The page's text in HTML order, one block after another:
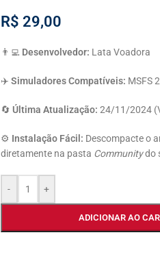
R$ 29,00
👨‍💻 Desenvolvedor: Lata Voadora
✈️ Simuladores Compatíveis: MSFS
🔄 Última Atualização: 24/11/2024
⚙️ Instalação Fácil: Descompacte o
diretamente na pasta Communitydo
- +
ADICIONAR AO